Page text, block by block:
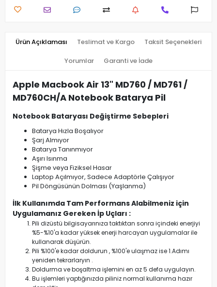
Ürün Açıklaması Teslimat ve Kargo Taksit Seçenekleri
Yorumlar Garanti ve İade
Apple Macbook Air 13" MD760 / MD761 /
MD760CH/A Notebook Batarya Pil
Notebook Bataryası Değiştirme Sebepleri
Batarya Hızla Boşalıyor
Şarj Almıyor
Batarya Tanınmıyor
Aşırı Isınma
Şişme veya Fiziksel Hasar
Laptop Açılmıyor, Sadece Adaptörle Çalışıyor
Pil Döngüsünün Dolması (Yaşlanma)
İlk Kullanımda Tam Performans Alabilmeniz için
Uygulamanız Gereken İp Uçları :
Pili dizüstü bilgisayarınıza taktıktan sonra içindeki enerjiyi
%5-%10'a kadar yüksek enerji harcayan uygulamalar ile
kullanarak düşürün.
Pili %100'e kadar doldurun , %100'e ulaşmaz ise 1.Adımı
yeniden tekrarlaryın .
Doldurma ve boşaltma işlemini en az 5 defa uygulayın.
Bu işlemleri yaptığınızda piliniz normal kullanıma hazır